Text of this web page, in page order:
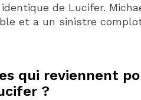
de Lucifer.
et a un sinistre
qui reviennent
?